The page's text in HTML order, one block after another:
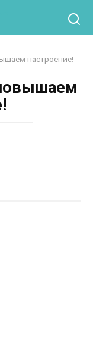
настроение!